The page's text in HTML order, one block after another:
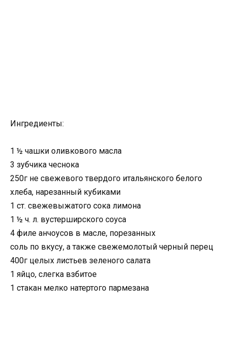
Ингредиенты:
1 ½ чашки оливкового масла
3 зубчика чеснока
250г не свежевого твердого итальянского белого
хлеба, нарезанный кубиками
1 ст. свежевыжатого сока лимона
1 ½ ч. л. вустерширского соуса
4 филе анчоусов в масле, порезанных
соль по вкусу, а также свежемолотый черный перец
400г целых листьев зеленого салата
1 яйцо, слегка взбитое
1 стакан мелко натертого пармезана